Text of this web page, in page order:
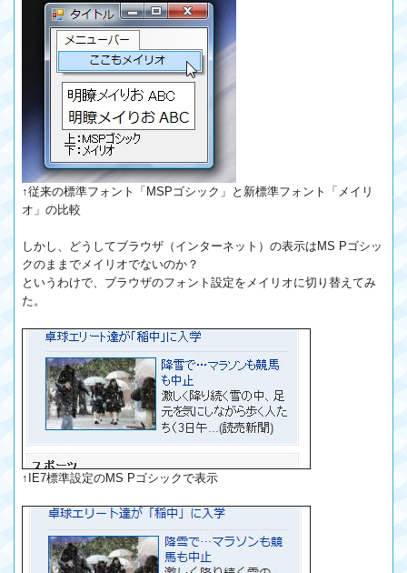
↑従来の標準フォント「MSPゴシック」と新標準フォント「メイリ
オ」の比較
しかし、どうしてブラウザ（インターネット）の表示はMS Pゴシッ
クのままでメイリオでないのか？
というわけで、ブラウザのフォント設定をメイリオに切り替えてみ
た。
↑IE7標準設定のMS Pゴシックで表示